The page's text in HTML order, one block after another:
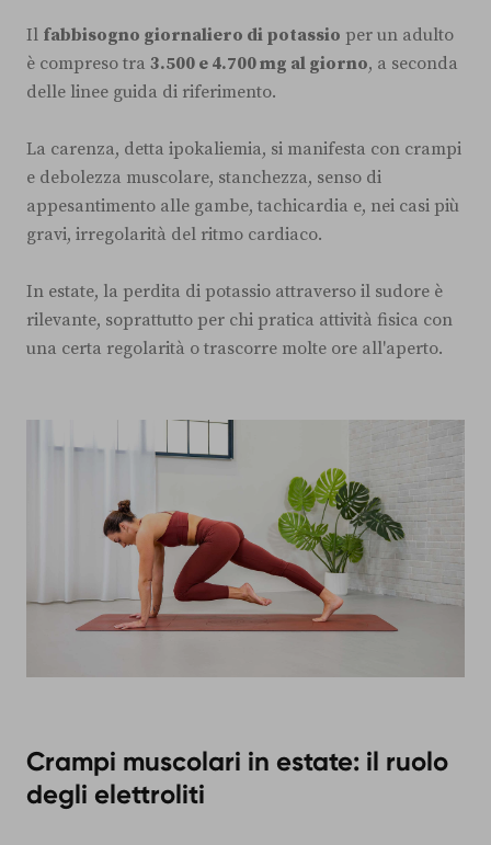
Il fabbisogno giornaliero di potassio per un adulto
è compreso tra 3.500 e 4.700 mg al giorno, a seconda
delle linee guida di riferimento.
La carenza, detta ipokaliemia, si manifesta con crampi
e debolezza muscolare, stanchezza, senso di
appesantimento alle gambe, tachicardia e, nei casi più
gravi, irregolarità del ritmo cardiaco.
In estate, la perdita di potassio attraverso il sudore è
rilevante, soprattutto per chi pratica attività fisica con
una certa regolarità o trascorre molte ore all'aperto.
Crampi muscolari in estate: il ruolo
degli elettroliti